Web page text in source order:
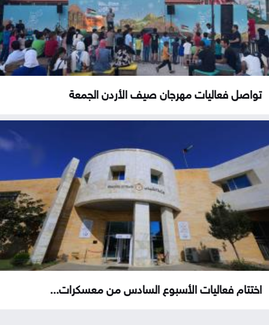
تواصل فعاليات مهرجان صيف الأردن الجمعة
اختتام فعاليات الأسبوع السادس من معسكرات...